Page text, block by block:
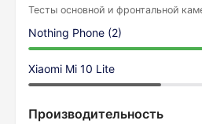
Тесты основной и фронтальной
Nothing Phone (2)
Xiaomi Mi 10 Lite
Производительность